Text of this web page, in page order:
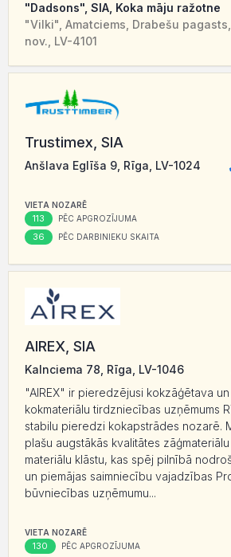
"Dadsons", SIA, Koka māju ražotne
"Vilki", Amatciems, Drabešu
nov., LV-4101
Trustimex, SIA
Anšlava Eglīša 9, Rīga, LV-1024
VIETA NOZARĒ
113 PĒC APGROZĪJUMA
36 PĒC DARBINIEKU SKAITA
AIREX, SIA
Kalnciema 78, Rīga, LV-1046
"AIREX" ir pieredzējusi kokzāģētava
kokmateriālu tirdzniecības uzņēmums
stabilu pieredzi kokapstrādes nozarē.
plašu augstākās kvalitātes
materiālu klāstu, kas spēj pilnībā
un piemājas saimniecību vajadzības
būvniecības uzņēmumu...
VIETA NOZARĒ
130 PĒC APGROZĪJUMA